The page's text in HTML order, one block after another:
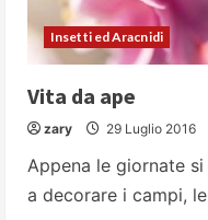
Insetti ed Aracnidi
Vita da ape
zary 29 Luglio 2016
Appena le giornate
a decorare i campi,